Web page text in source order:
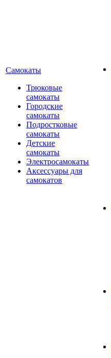
Самокаты
Трюковые
самокаты
Городские
самокаты
Подростковые
самокаты
Детские
самокаты
Электросамокаты
Аксессуары для
самокатов